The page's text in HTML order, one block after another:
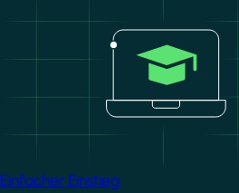
Einfacher Einstieg